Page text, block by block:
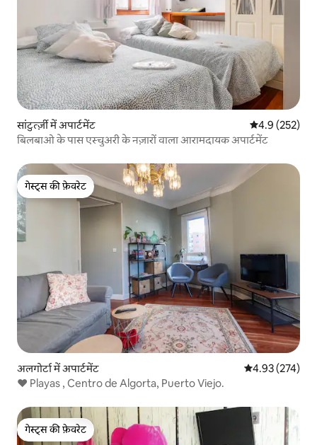
सांटुर्त्ज़ी में अपार्टमेंट औसत रेटिंग 5 में
4.9 (252)
बिलबाओ के पास एस्चुअरी के नज़ारों वाला आरामदायक अपार्टमेंट
गेस्ट्स की फ़ेवरेट
गेस्ट्स की फ़ेवरेट
अलगोर्टा में अपार्टमेंट औसत रेटिंग 5 में से
4.93 (274)
❤ Playas , Centro de Algorta, Puerto Viejo.
गेस्ट्स की फ़ेवरेट
गेस्ट्स की फ़ेवरेट